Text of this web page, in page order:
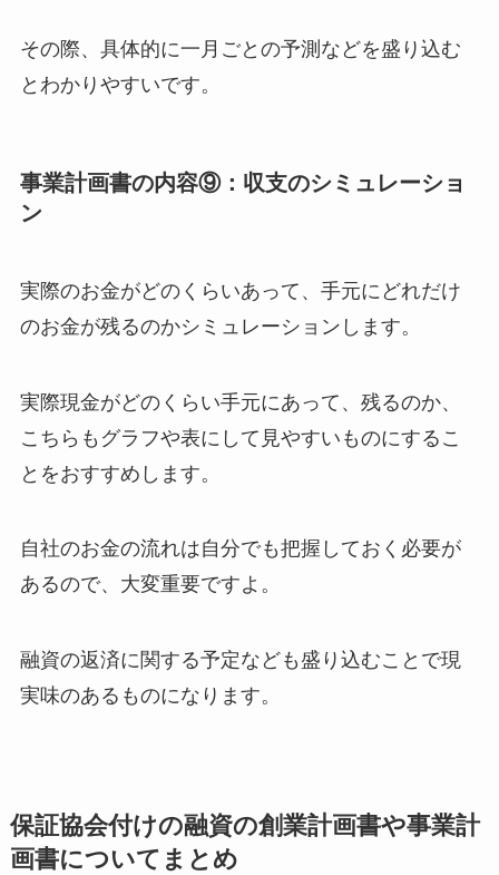
その際、具体的に一月ごとの予測などを盛り込む
とわかりやすいです。
事業計画書の内容⑨：収支のシミュレーショ
ン
実際のお金がどのくらいあって、手元にどれだけ
のお金が残るのかシミュレーションします。
実際現金がどのくらい手元にあって、残るのか、
こちらもグラフや表にして見やすいものにするこ
とをおすすめします。
自社のお金の流れは自分でも把握しておく必要が
あるので、大変重要ですよ。
融資の返済に関する予定なども盛り込むことで現
実味のあるものになります。
保証協会付けの融資の創業計画書や事業計
画書についてまとめ